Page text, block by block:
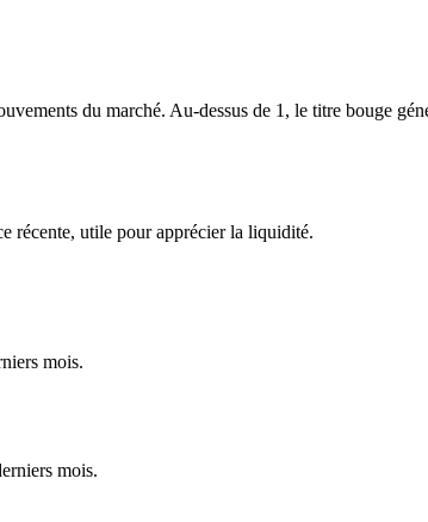
du marché. Au-dessus de 1, le titre bouge
récente, utile pour apprécier la liquidité.
mois.
mois.